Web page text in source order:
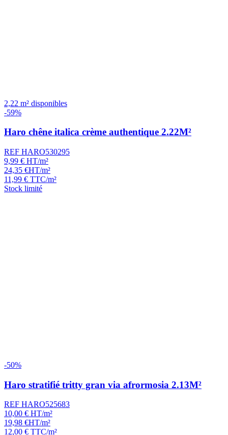
2,22 m² disponibles
-59%
Haro chêne italica crème authentique 2.22M²
REF HARO530295
9,99 € HT/m²
24,35 €HT/m²
11,99 € TTC/m²
Stock limité
-50%
Haro stratifié tritty gran via afrormosia 2.13M²
REF HARO525683
10,00 € HT/m²
19,98 €HT/m²
12,00 € TTC/m²